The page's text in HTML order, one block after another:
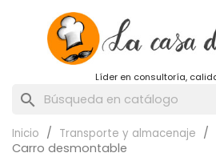
Líder en consultoría,
search
Inicio Transporte y almacenaje
Carro desmontable